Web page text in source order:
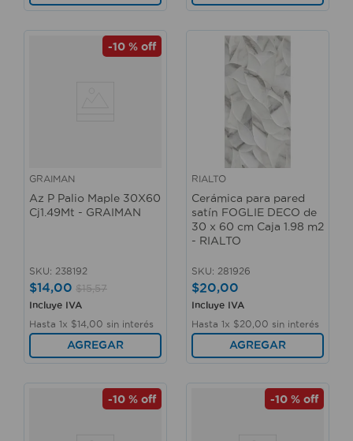
-10 % off
GRAIMAN
Az P Palio Maple 30X60
Cj1.49Mt - GRAIMAN
SKU: 238192
$14,00 $15,57
Incluye IVA
Hasta 1x $14 00 sin interés
AGREGAR
RIALTO
Cerámica para pared
satín FOGLIE DECO de
30 x 60 cm Caja 1.98 m2
- RIALTO
SKU: 281926
$20,00
Incluye IVA
Hasta 1x $20 00 sin interés
AGREGAR
-10 % off -10 % off